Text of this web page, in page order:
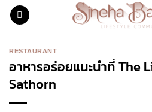
Skip
RESTAURANT
อาหารอร่อยแนะนำที่ The
Sathorn